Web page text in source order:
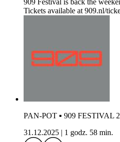
909 Festival is back the
Tickets available at 909.nl/
PAN-POT ▪ 909 FESTIVAL
31.12.2025
1 godz. 58 min.